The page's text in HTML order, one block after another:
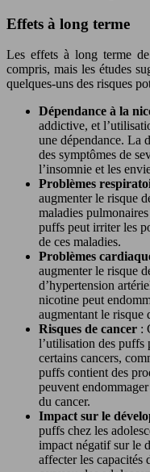
Effets à long terme
Les effets à long terme
compris, mais les études
quelques-uns des risques
Dépendance à la
addictive, et
une dépendance. La
des symptômes de
l’insomnie et les
Problèmes
augmenter le risque
maladies
puffs peut irriter les
de ces maladies.
Problèmes
augmenter le risque
d’hypertension
nicotine peut
augmentant le risque
Risques de cancer :
l’utilisation des puffs
certains cancers,
puffs contient des
peuvent
du cancer.
Impact sur le
puffs chez les
impact négatif sur le
affecter les capacités